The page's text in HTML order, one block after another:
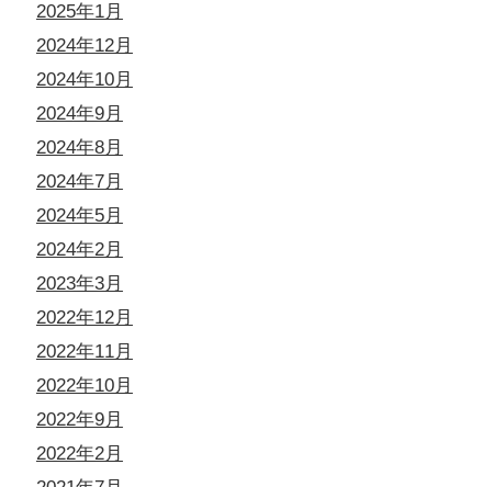
2025年1月
2024年12月
2024年10月
2024年9月
2024年8月
2024年7月
2024年5月
2024年2月
2023年3月
2022年12月
2022年11月
2022年10月
2022年9月
2022年2月